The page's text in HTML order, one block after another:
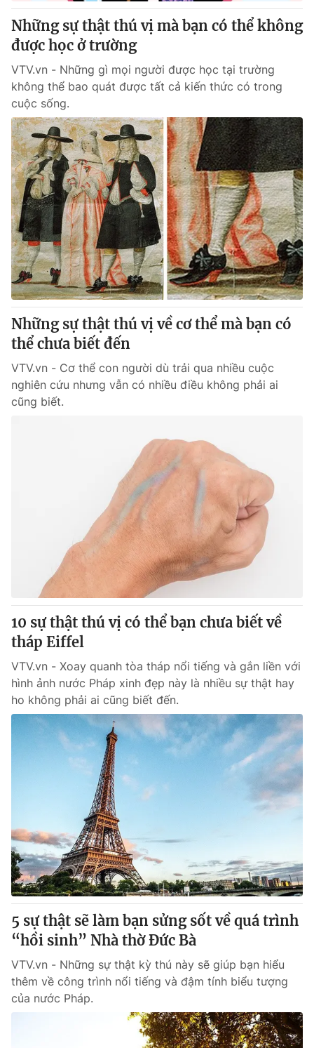
® Cấm sao chép dưới mọi hình thức nếu không có sự chấp
thuận bằng văn bản. Ghi rõ nguồn VTV.vn khi phát hành lại
thông tin từ website này.
Những sự thật thú vị mà bạn có thể không
được học ở trường
VTV.vn - Những gì mọi người được học tại trường
không thể bao quát được tất cả kiến thức có trong
cuộc sống.
Những sự thật thú vị về cơ thể mà bạn có
thể chưa biết đến
VTV.vn - Cơ thể con người dù trải qua nhiều cuộc
nghiên cứu nhưng vẫn có nhiều điều không phải ai
cũng biết.
10 sự thật thú vị có thể bạn chưa biết về
tháp Eiffel
VTV.vn - Xoay quanh tòa tháp nổi tiếng và gắn liền với
hình ảnh nước Pháp xinh đẹp này là nhiều sự thật hay
ho không phải ai cũng biết đến.
5 sự thật sẽ làm bạn sửng sốt về quá trình
“hồi sinh” Nhà thờ Đức Bà
VTV.vn - Những sự thật kỳ thú này sẽ giúp bạn hiểu
thêm về công trình nổi tiếng và đậm tính biểu tượng
của nước Pháp.